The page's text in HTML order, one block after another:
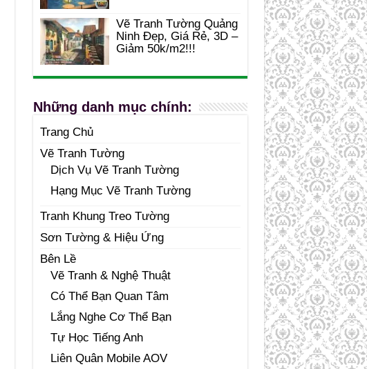
Vẽ Tranh Tường Quảng
Ninh Đẹp, Giá Rẻ, 3D –
Giảm 50k/m2!!!
Những danh mục chính:
Trang Chủ
Vẽ Tranh Tường
Dịch Vụ Vẽ Tranh Tường
Hạng Mục Vẽ Tranh Tường
Tranh Khung Treo Tường
Sơn Tường & Hiệu Ứng
Bên Lề
Vẽ Tranh & Nghệ Thuật
Có Thể Bạn Quan Tâm
Lắng Nghe Cơ Thể Bạn
Tự Học Tiếng Anh
Liên Quân Mobile AOV